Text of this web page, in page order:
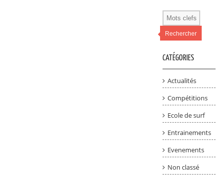
Rechercher
CATÉGORIES
Actualités
Compétitions
Ecole de surf
Entrainements
Evenements
Non classé